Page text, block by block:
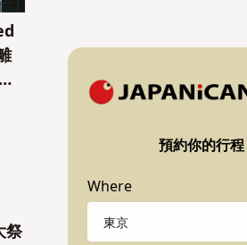
祭
預約你的行程
Where